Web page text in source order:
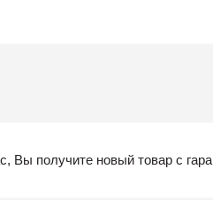
Вы получите новый товар с